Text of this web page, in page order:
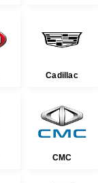
Cadillac
CMC